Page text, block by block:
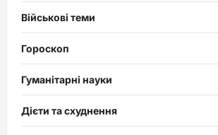
Військові теми
Гороскоп
Гуманітарні науки
Дієти та схуднення